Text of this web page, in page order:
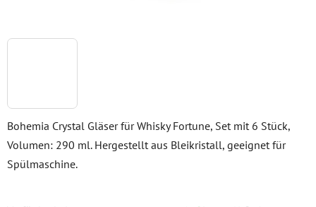
Bohemia Crystal Gläser für Whisky Fortune, Set mit 6 Stück,
Volumen: 290 ml. Hergestellt aus Bleikristall, geeignet für
Spülmaschine.